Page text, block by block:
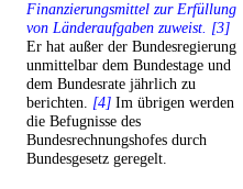
Finanzierungsmittel zur Erfüllung
von Länderaufgaben zuweist. [3]
Er hat außer der Bundesregierung
unmittelbar dem Bundestage und
dem Bundesrate jährlich zu
berichten. [4] Im übrigen werden
die Befugnisse des
Bundesrechnungshofes durch
Bundesgesetz geregelt.